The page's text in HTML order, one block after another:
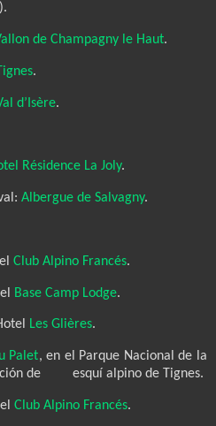
de Champagny le Haut.
Tignes.
d’Isère.
Résidence La Joly.
Albergue de Salvagny.
Club Alpino Francés.
Base Camp Lodge.
Les Glières.
Palet, en el Parque Nacional de la
de
esquí alpino de Tignes.
Club Alpino Francés.